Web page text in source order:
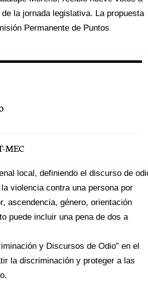
la jornada legislativa. La propuesta
Permanente de Puntos
MEC
local, definiendo el discurso de
violencia contra una persona por
ascendencia, género, orientación
puede incluir una pena de dos a
y Discursos de Odio” en el
la discriminación y proteger a las